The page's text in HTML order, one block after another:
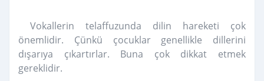
Vokallerin telaffuzunda dilin hareketi çok
önemlidir. Çünkü çocuklar genellikle dillerini
dışarıya çıkartırlar. Buna çok dikkat etmek
gereklidir.